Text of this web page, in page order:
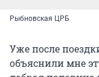
Рыбновская ЦРБ
Уже после
объяснили мне